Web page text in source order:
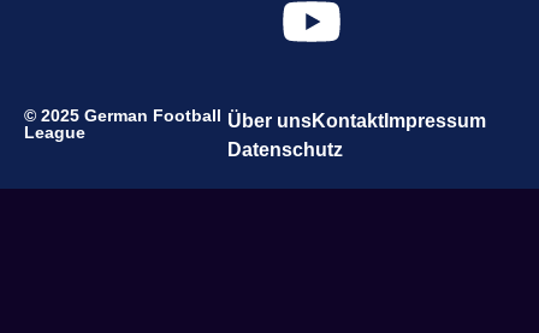
© 2025 German Football
League
Über unsKontaktImpressum
Datenschutz